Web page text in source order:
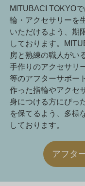
MITUBACI TOKYO
輪・アクセサリーを
いただけるよう、期
しております。
房と熟練の職人がい
手作りのアクセサリ
等のアフターサポー
作った指輪やアクセ
身につける方にぴっ
を保てるよう、多様
しております。
アフタ